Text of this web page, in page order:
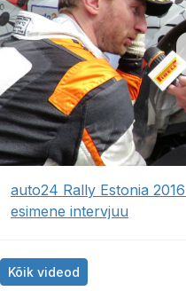
auto24 Rally Estonia
esimene intervjuu
Kõik videod